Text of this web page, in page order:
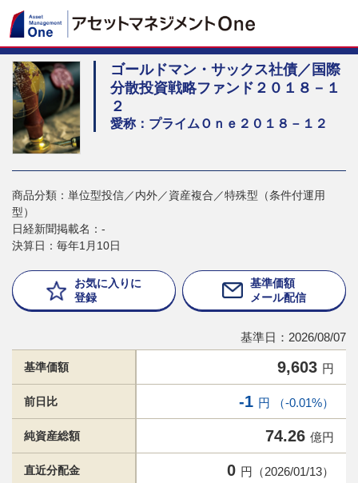
ゴールドマン・サックス社債／国際
分散投資戦略ファンド２０１８－１
２
愛称：プライムＯｎｅ２０１８－１２
商品分類：単位型投信／内外／資産複合／特殊型（条件付運用
型）
日経新聞掲載名：-
決算日：毎年1月10日
お気に入りに
登録
基準価額
メール配信
基準日：2026/08/07
基準価額 9,603 円
前日比 -1 円 （-0.01%）
純資産総額 74.26 億円
直近分配金 0 円（2026/01/13）